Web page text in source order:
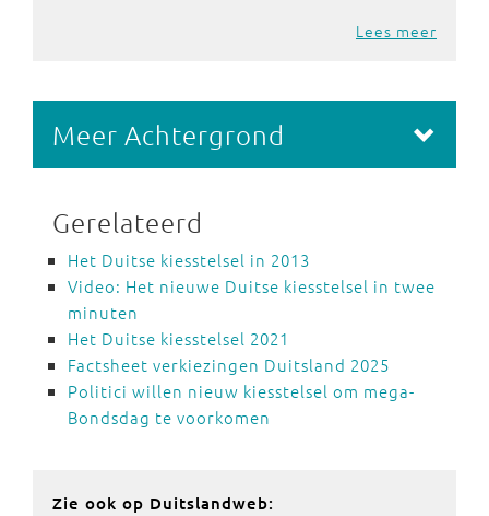
Lees meer
Meer Achtergrond
Gerelateerd
Het Duitse kiesstelsel in 2013
Video: Het nieuwe Duitse kiesstelsel in twee
minuten
Het Duitse kiesstelsel 2021
Factsheet verkiezingen Duitsland 2025
Politici willen nieuw kiesstelsel om mega-
Bondsdag te voorkomen
Zie ook op Duitslandweb: